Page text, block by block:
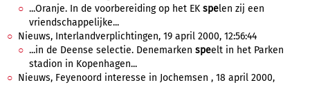
...Oranje. In de voorbereiding op het EK spelen zij een
vriendschappelijke...
Nieuws, Interlandverplichtingen, 19 april 2000, 12:56:44
...in de Deense selectie. Denemarken speelt in het Parken
stadion in Kopenhagen...
Nieuws, Feyenoord interesse in Jochemsen , 18 april 2000,